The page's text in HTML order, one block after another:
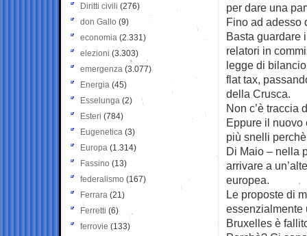
per dare una
Fino ad adesso
Basta guardare
relatori in
legge di
flat tax,
della Crusca.
Non c’è traccia
Eppure il nuovo
più snelli
Di Maio – nella
arrivare a
europea.
Le proposte di
essenzialmente
Bruxelles è
Diritti civili (276)
don Gallo (9)
economia (2.331)
elezioni (3.303)
emergenza (3.077)
Energia (45)
Esselunga (2)
Esteri (784)
Eugenetica (3)
Europa (1.314)
Fassino (13)
federalismo (167)
Ferrara (21)
Ferretti (6)
ferrovie (133)